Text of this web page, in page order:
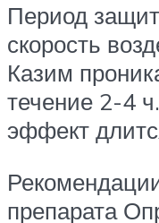
Период
скорость
Казим
течение 2-4
эффект
препарата